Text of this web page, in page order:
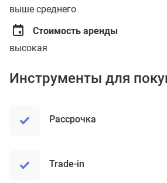
выше среднего
Стоимость аренды
высокая
Инструменты для
рассрочка
trade-in